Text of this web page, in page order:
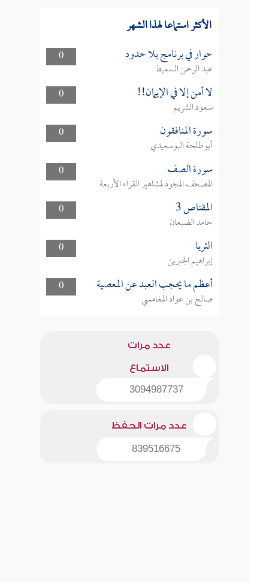
الأكثر استماعا لهذا الشهر
0 حوار في برنامج بلا حدود
عبد الرحمن السميط
0
لا أمن إلا في الإيمان!!
سعود الشريم
0
سورة المنافقون
أبوطلحة البوسعيدي
0
سورة الصف
المصحف المجود لمشاهير القراء الأربعة
0
المقناص 3
حامد الضبعان
0
الثريا
إبراهيم الجبرين
0
أعظم ما يحجب العبد عن المعصية
صالح بن عواد المغامسي
عدد مرات
الاستماع
3094987737
عدد مرات الحفظ
839516675